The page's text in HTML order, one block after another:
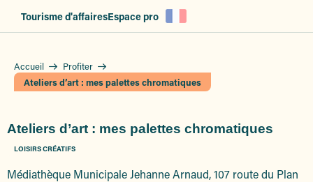
Tourisme d'affairesEspace pro
Accueil
Profiter
Ateliers d’art : mes palettes chromatiques
Ateliers d’art : mes palettes chromatiques
LOISIRS CRÉATIFS
Médiathèque Municipale Jehanne Arnaud, 107 route du Plan